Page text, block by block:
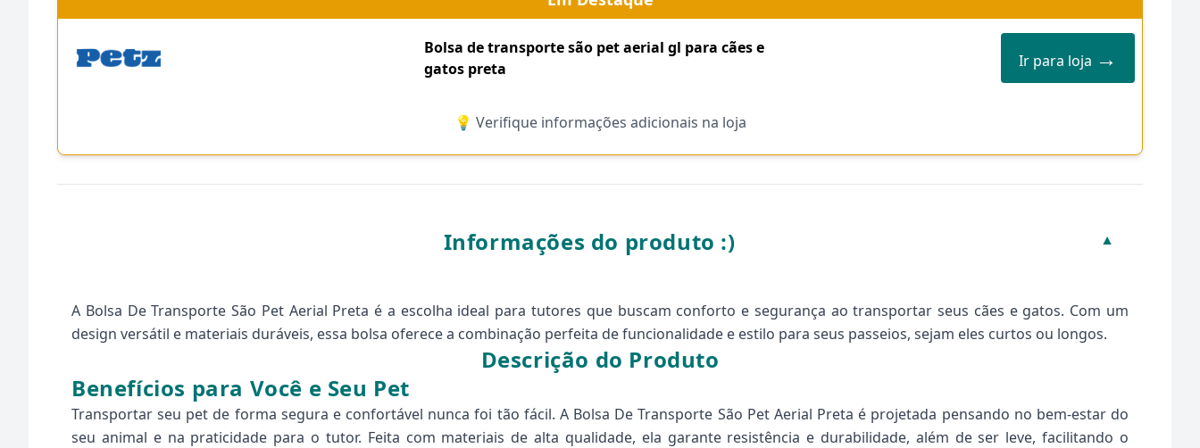
Bolsa de transporte são pet aerial gl para cães e
gatos preta
Ir para loja →
💡 Verifique informações adicionais na loja
Informações do produto :) ▼
A Bolsa De Transporte São Pet Aerial Preta é a escolha ideal para tutores que buscam conforto e segurança ao transportar seus cães e gatos. Com um
design versátil e materiais duráveis, essa bolsa oferece a combinação perfeita de funcionalidade e estilo para seus passeios, sejam eles curtos ou longos.
Descrição do Produto
Benefícios para Você e Seu Pet
Transportar seu pet de forma segura e confortável nunca foi tão fácil. A Bolsa De Transporte São Pet Aerial Preta é projetada pensando no bem-estar do
seu animal e na praticidade para o tutor. Feita com materiais de alta qualidade, ela garante resistência e durabilidade, além de ser leve, facilitando o